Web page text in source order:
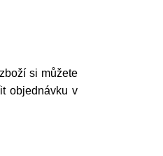
si můžete
objednávku v